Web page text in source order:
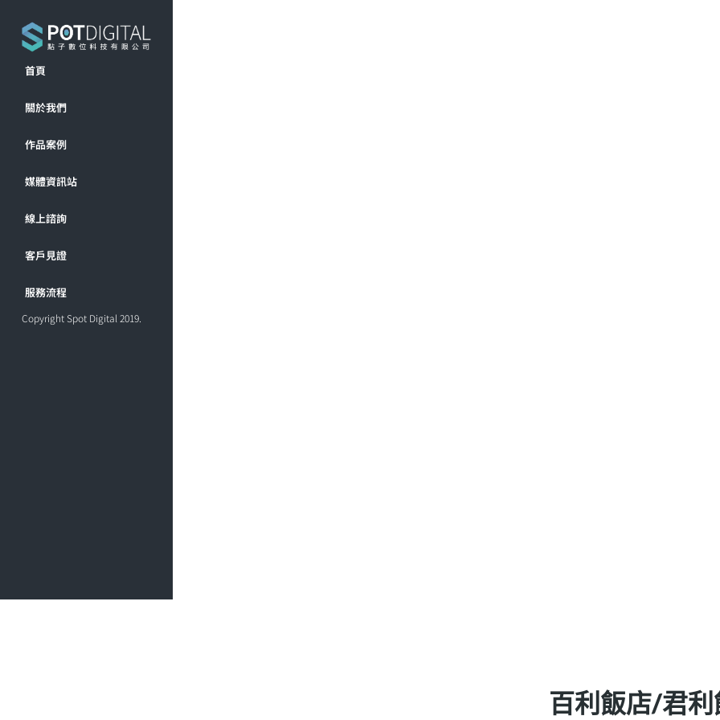
首頁
關於我們
作品案例
媒體資訊站
線上諮詢
客戶見證
服務流程
Copyright Spot Digital 2019.
百利飯店/君利